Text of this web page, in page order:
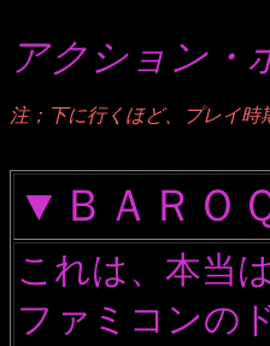
アクション・
注；下に行くほど、プレイ時
▼ＢＡＲＯ
これは、本当
ファミコンの